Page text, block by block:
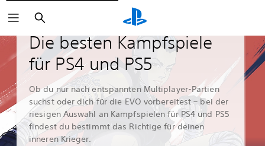
Suchen
Leitfäden & Leitartikel
Die besten Kampfspiele
für PS4 und PS5
Ob du nur nach entspannten Multiplayer-Partien
suchst oder dich für die EVO vorbereitest – bei der
riesigen Auswahl an Kampfspielen für PS4 und PS5
findest du bestimmt das Richtige für deinen
inneren Krieger.